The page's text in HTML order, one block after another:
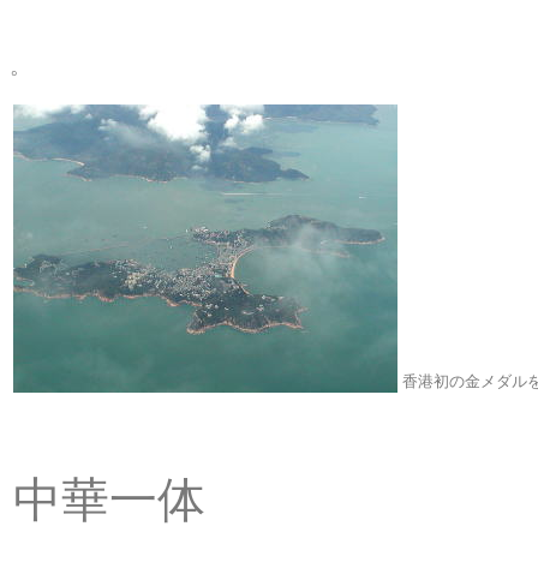
。
香港初の金メダ
中華一体